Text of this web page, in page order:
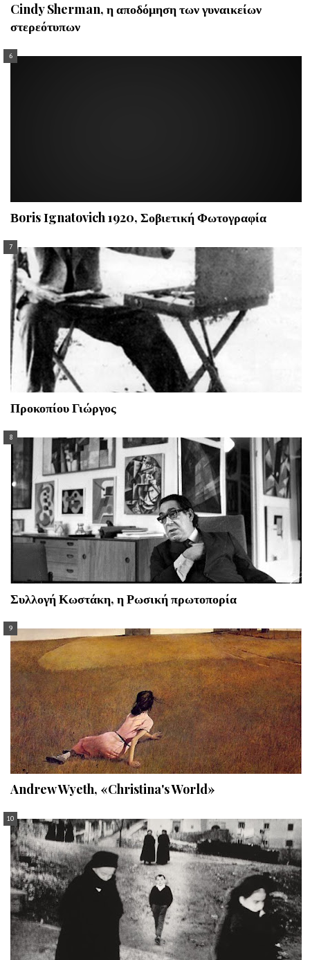
Cindy Sherman, η αποδόμηση των γυναικείων
στερεότυπων
Βoris Ιgnatovich 1920, Σοβιετική Φωτογραφία
Προκοπίου Γιώργος
Συλλογή Κωστάκη, η Ρωσική πρωτοπορία
Andrew Wyeth, «Christina's World»